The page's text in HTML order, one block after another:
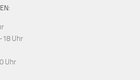
18 Uhr
Uhr